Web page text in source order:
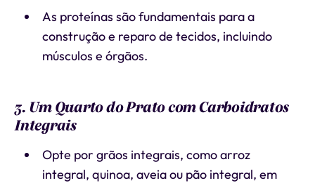
As proteínas são fundamentais para a
construção e reparo de tecidos, incluindo
músculos e órgãos.
3. Um Quarto do Prato com Carboidratos
Integrais
Opte por grãos integrais, como arroz
integral, quinoa, aveia ou pão integral, em